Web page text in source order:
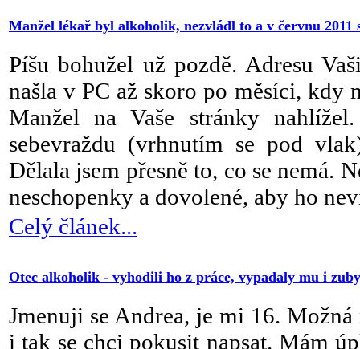
Manžel lékař byl alkoholik, nezvládl to a v červnu 2011
Píšu bohužel už pozdě. Adresu
našla v PC až skoro po měsíci, kdy
Manžel na Vaše stránky
sebevraždu (vrhnutím se pod
Dělala jsem přesně to, co se nemá.
neschopenky a dovolené, aby ho
Celý článek...
Otec alkoholik - vyhodili ho z práce, vypadaly mu i
Jmenuji se Andrea, je mi 16.
i tak se chci pokusit napsat. Mám